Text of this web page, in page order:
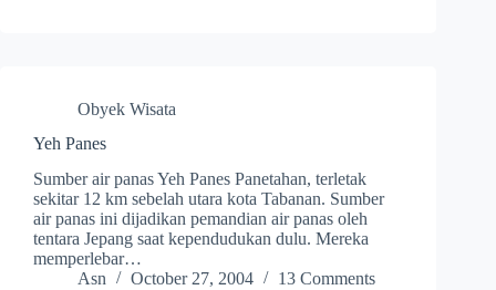
Obyek Wisata
Yeh Panes
Sumber air panas Yeh Panes Panetahan, terletak
sekitar 12 km sebelah utara kota Tabanan. Sumber
air panas ini dijadikan pemandian air panas oleh
tentara Jepang saat kependudukan dulu. Mereka
memperlebar…
Asn
October 27, 2004 13 Comments